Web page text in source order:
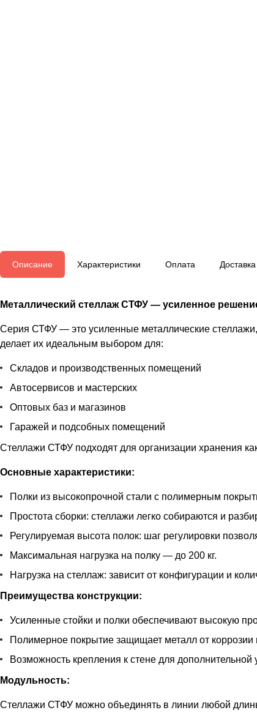
Описание Характеристики Оплата Доставка
Металлический стеллаж СТФУ — усиленное
Серия СТФУ — это усиленные металлические
делает их идеальным выбором для:
Складов и производственных помещений
Автосервисов и мастерских
Оптовых баз и магазинов
Гаражей и подсобных помещений
Стеллажи СТФУ подходят для организации хранения
Основные характеристики:
Полки из высокопрочной стали с полимерным
Простота сборки: стеллажи легко собираются и
Регулируемая высота полок: шаг регулировки
Максимальная нагрузка на полку — до 200 кг.
Нагрузка на стеллаж: зависит от конфигурации и
Преимущества конструкции:
Усиленные стойки и полки обеспечивают высокую
Полимерное покрытие защищает металл от коррозии
Возможность крепления к стене для дополнительной
Модульность:
Стеллажи СТФУ можно объединять в линии любой